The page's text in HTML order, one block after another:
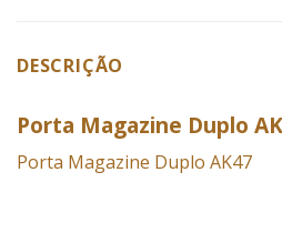
DESCRIÇÃO
Porta Magazine Duplo
Porta Magazine Duplo AK47